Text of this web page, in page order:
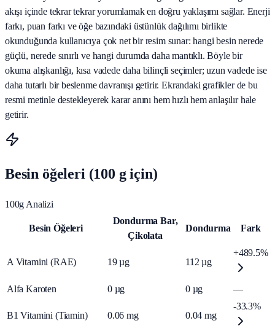
akışı içinde tekrar tekrar yorumlamak en doğru yaklaşımı sağlar. Enerji
farkı, puan farkı ve öğe bazındaki üstünlük dağılımı birlikte
okunduğunda kullanıcıya çok net bir resim sunar: hangi besin nerede
güçlü, nerede sınırlı ve hangi durumda daha mantıklı. Böyle bir
okuma alışkanlığı, kısa vadede daha bilinçli seçimler; uzun vadede ise
daha tutarlı bir beslenme davranışı getirir. Ekrandaki grafikler de bu
resmi metinle destekleyerek karar anını hem hızlı hem anlaşılır hale
getirir.
Besin öğeleri (100 g için)
100g Analizi
Besin Öğeleri
Dondurma Bar,
Çikolata
Dondurma Fark
A Vitamini (RAE) 19 µg 112 µg
+489.5%
Alfa Karoten 0 µg 0 µg —
B1 Vitamini (Tiamin) 0.06 mg 0.04 mg
-33.3%